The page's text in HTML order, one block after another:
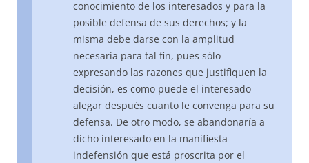
conocimiento de los interesados y para la
posible defensa de sus derechos; y la
misma debe darse con la amplitud
necesaria para tal fin, pues sólo
expresando las razones que justifiquen la
decisión, es como puede el interesado
alegar después cuanto le convenga para su
defensa. De otro modo, se abandonaría a
dicho interesado en la manifiesta
indefensión que está proscrita por el